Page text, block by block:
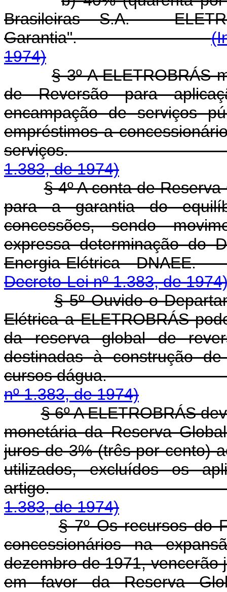
Brasileiras S.A. -
Garantia".
1974)
§ 3º A ELETROBRÁS
de Reversão para
encampação de serviços
empréstimos a
1.383, de 1974)
§ 4º A conta de
para a garantia do
concessões, sendo
expressa determinação do
Energia Elétrica
Decreto-Lei nº 1.383, de
§ 5º Ouvido o
Elétrica a ELETROBRÁS
da reserva global de
destinadas à construção
cursos
nº 1.383, de 1974)
§ 6º A ELETROBRÁS
monetária da Reserva
juros de 3% (três por cento)
utilizados, excluídos os
1.383, de 1974)
§ 7º Os recursos do
concessionários na
dezembro de 1971,
em favor da Reserva